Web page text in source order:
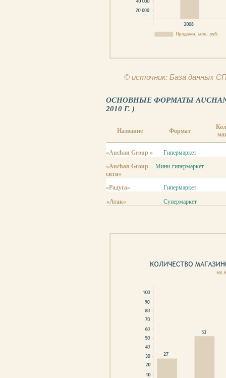
© источник: База данных
ОСНОВНЫЕ ФОРМАТЫ
2010 Г. )
Название Формат
«Auchan Group »
Гипермаркет
«Auchan Group –
сити»
Мини-гипермаркет
«Радуга»
Гипермаркет
«Атак»
Супермаркет